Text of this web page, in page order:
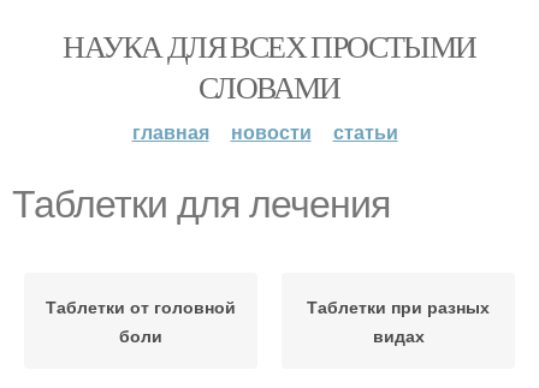
НАУКА ДЛЯ ВСЕХ ПРОСТЫМИ
СЛОВАМИ
главная новости статьи
Таблетки для лечения
Таблетки от головной
боли
Таблетки при разных
видах